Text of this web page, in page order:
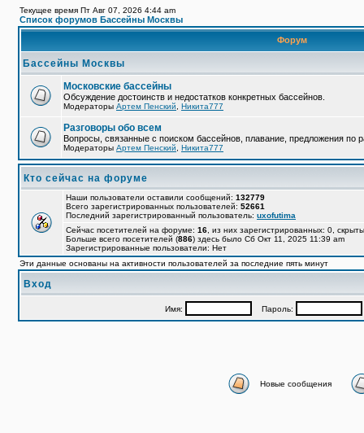
Текущее время Пт Авг 07, 2026 4:44 am
Список форумов Бассейны Москвы
Форум
Бассейны Москвы
Московские бассейны
Обсуждение достоинств и недостатков конкретных бассейнов.
Модераторы Артем Пенский Никита777
Разговоры обо всем
Вопросы, связанные с поиском бассейнов, плавание, предложения по
Модераторы Артем Пенский Никита777
Кто сейчас на форуме
Наши пользователи оставили сообщений: 132779
Всего зарегистрированных пользователей: 52661
Последний зарегистрированный пользователь: uxofutima
Сейчас посетителей на форуме: 16 , из них зарегистрированных: 0,
Больше всего посетителей (886) здесь было Сб Окт 11, 2025 11:39 am
Зарегистрированные пользователи: Нет
Эти данные основаны на активности пользователей за последние пять минут
Вход
Имя: Пароль:
Новые сообщения